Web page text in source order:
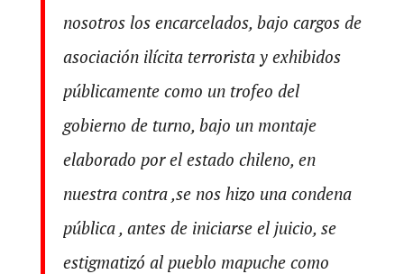
nosotros los encarcelados, bajo cargos de
asociación ilícita terrorista y exhibidos
públicamente como un trofeo del
gobierno de turno, bajo un montaje
elaborado por el estado chileno, en
nuestra contra ,se nos hizo una condena
pública , antes de iniciarse el juicio, se
estigmatizó al pueblo mapuche como